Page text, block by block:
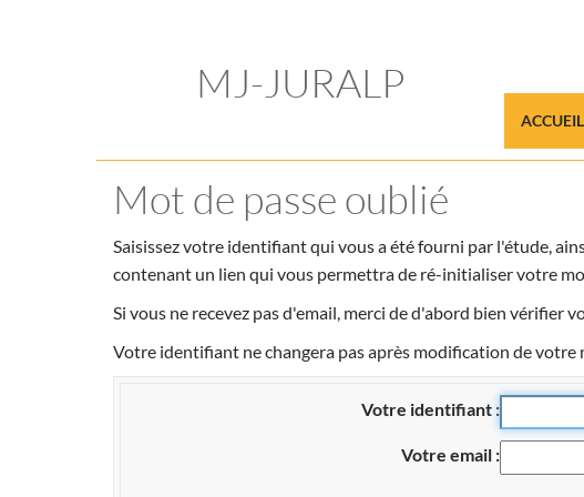
MJ-JURALP
ACCUEIL
Mot de passe oublié
Saisissez votre identifiant qui vous a été fourni par l'étude,
contenant un lien qui vous permettra de ré-initialiser votre
Si vous ne recevez pas d'email, merci de d'abord bien vérifier
Votre identifiant ne changera pas après modification de votre
Votre identifiant
Votre email